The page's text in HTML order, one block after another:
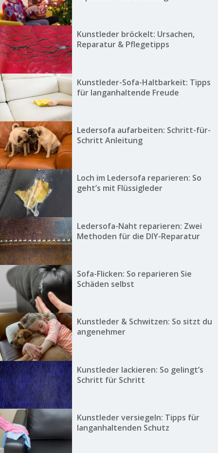
Kunstleder bröckelt: Ursachen,
Reparatur & Pflegetipps
Kunstleder-Sofa-Haltbarkeit: Tipps
für langanhaltende Freude
Ledersofa aufarbeiten: Schritt-für-
Schritt Anleitung
Loch im Ledersofa reparieren: So
geht’s mit Flüssigleder
Ledersofa-Naht reparieren: Zwei
Methoden für die DIY-Reparatur
Sofa-Flicken: So reparieren Sie
Schäden selbst
Kunstleder & Schwitzen: So sitzt du
angenehmer
Kunstleder lackieren: So gelingt’s
Schritt für Schritt
Kunstleder versiegeln: Tipps für
langanhaltenden Schutz